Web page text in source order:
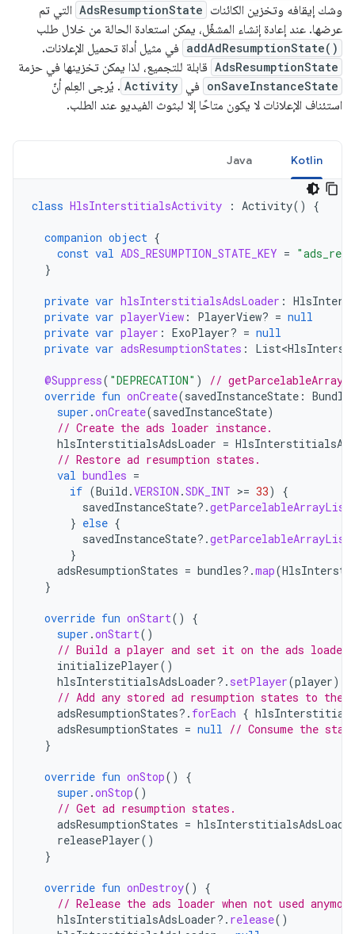
وشك إيقافه وتخزين الكائنات AdsResumptionState التي تم
عرضها. عند إعادة إنشاء المشغّل، يمكن استعادة الحالة من خلال طلب
addAdResumptionState() في مثيل أداة تحميل الإعلانات.
AdsResumptionState قابلة للتجميع، لذا يمكن تخزينها في حزمة
onSaveInstanceState في Activity . يُرجى العِلم أنّ
استئناف الإعلانات لا يكون متاحًا إلا لبثوث الفيديو عند الطلب.
Kotlin
Java
class HlsInterstitialsActivity : Activity() {
companion object {
const val ADS_RESUMPTION_STATE_KEY =
}
private var hlsInterstitialsAdsLoader :
private var playerView : PlayerView? = null
private var player : ExoPlayer? = null
private var adsResumptionStates :
@Suppress( "DEPRECATION" )
//
override fun onCreate(savedInstanceState :
super .onCreate(savedInstanceState)
// Create the ads loader instance.
hlsInterstitialsAdsLoader =
// Restore ad resumption states.
val bundles =
if (Build .VERSION .SDK_INT >= 33)
{
savedInstanceState?.getParcelableArrayList
} else {
savedInstanceState?.getParcelableArrayList
}
adsResumptionStates = bundles?.map(
}
override fun onStart()
{
super .onStart()
// Build a player and set it on the ads loader.
initializePlayer()
hlsInterstitialsAdsLoader?. setPlayer(player)
// Add any stored ad resumption states to the
adsResumptionStates?. forEach {
adsResumptionStates = null // Consume the
}
override fun onStop()
{
super .onStop()
// Get ad resumption states.
adsResumptionStates =
releasePlayer()
}
override fun onDestroy()
{
// Release the ads loader when not used
hlsInterstitialsAdsLoader?. release()